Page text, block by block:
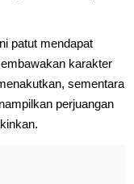
patut mendapat
karakter
sementara
perjuangan